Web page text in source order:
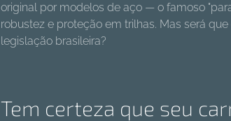
original por modelos de aço — o famoso
robustez e proteção em trilhas. Mas será
legislação brasileira?
Tem certeza que seu